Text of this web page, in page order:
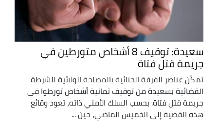
سعيدة: توقيف 8 أشخاص متورطين في
جريمة قتل فتاة
تمكّن عناصر الفرقة الجنائية بالمصلحة الولائية للشرطة
القضائية بسعيدة من توقيف ثمانية أشخاص تورطوا في
جريمة قتل فتاة. بحسب السلك الأمني ذاته، تعود وقائع
هذه القضية إلى الخميس الماضي، حين ...